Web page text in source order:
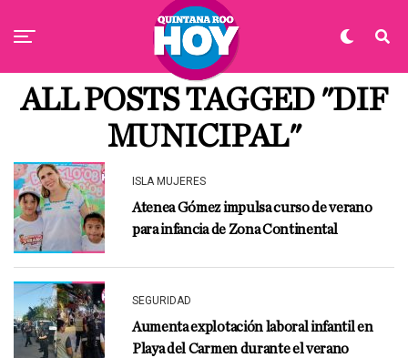
ALL POSTS TAGGED "DIF
MUNICIPAL"
ISLA MUJERES
Atenea Gómez impulsa curso de verano
para infancia de Zona Continental
SEGURIDAD
Aumenta explotación laboral infantil en
Playa del Carmen durante el verano